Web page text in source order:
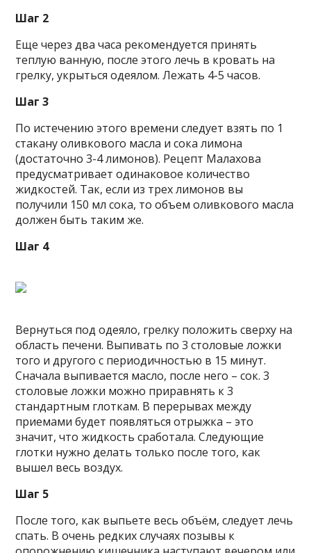
Шаг 2
Еще через два часа рекомендуется принять
теплую ванную, после этого лечь в кровать на
грелку, укрыться одеялом. Лежать 4-5 часов.
Шаг 3
По истечению этого времени следует взять по 1
стакану оливкового масла и сока лимона
(достаточно 3-4 лимонов). Рецепт Малахова
предусматривает одинаковое количество
жидкостей. Так, если из трех лимонов вы
получили 150 мл сока, то объем оливкового масла
должен быть таким же.
Шаг 4
Вернуться под одеяло, грелку положить сверху на
область печени. Выпивать по 3 столовые ложки
того и другого с периодичностью в 15 минут.
Сначала выпивается масло, после него – сок. 3
столовые ложки можно приравнять к 3
стандартным глоткам. В перерывах между
приемами будет появляться отрыжка – это
значит, что жидкость сработала. Следующие
глотки нужно делать только после того, как
вышел весь воздух.
Шаг 5
После того, как выпьете весь объём, следует лечь
спать. В очень редких случаях позывы к